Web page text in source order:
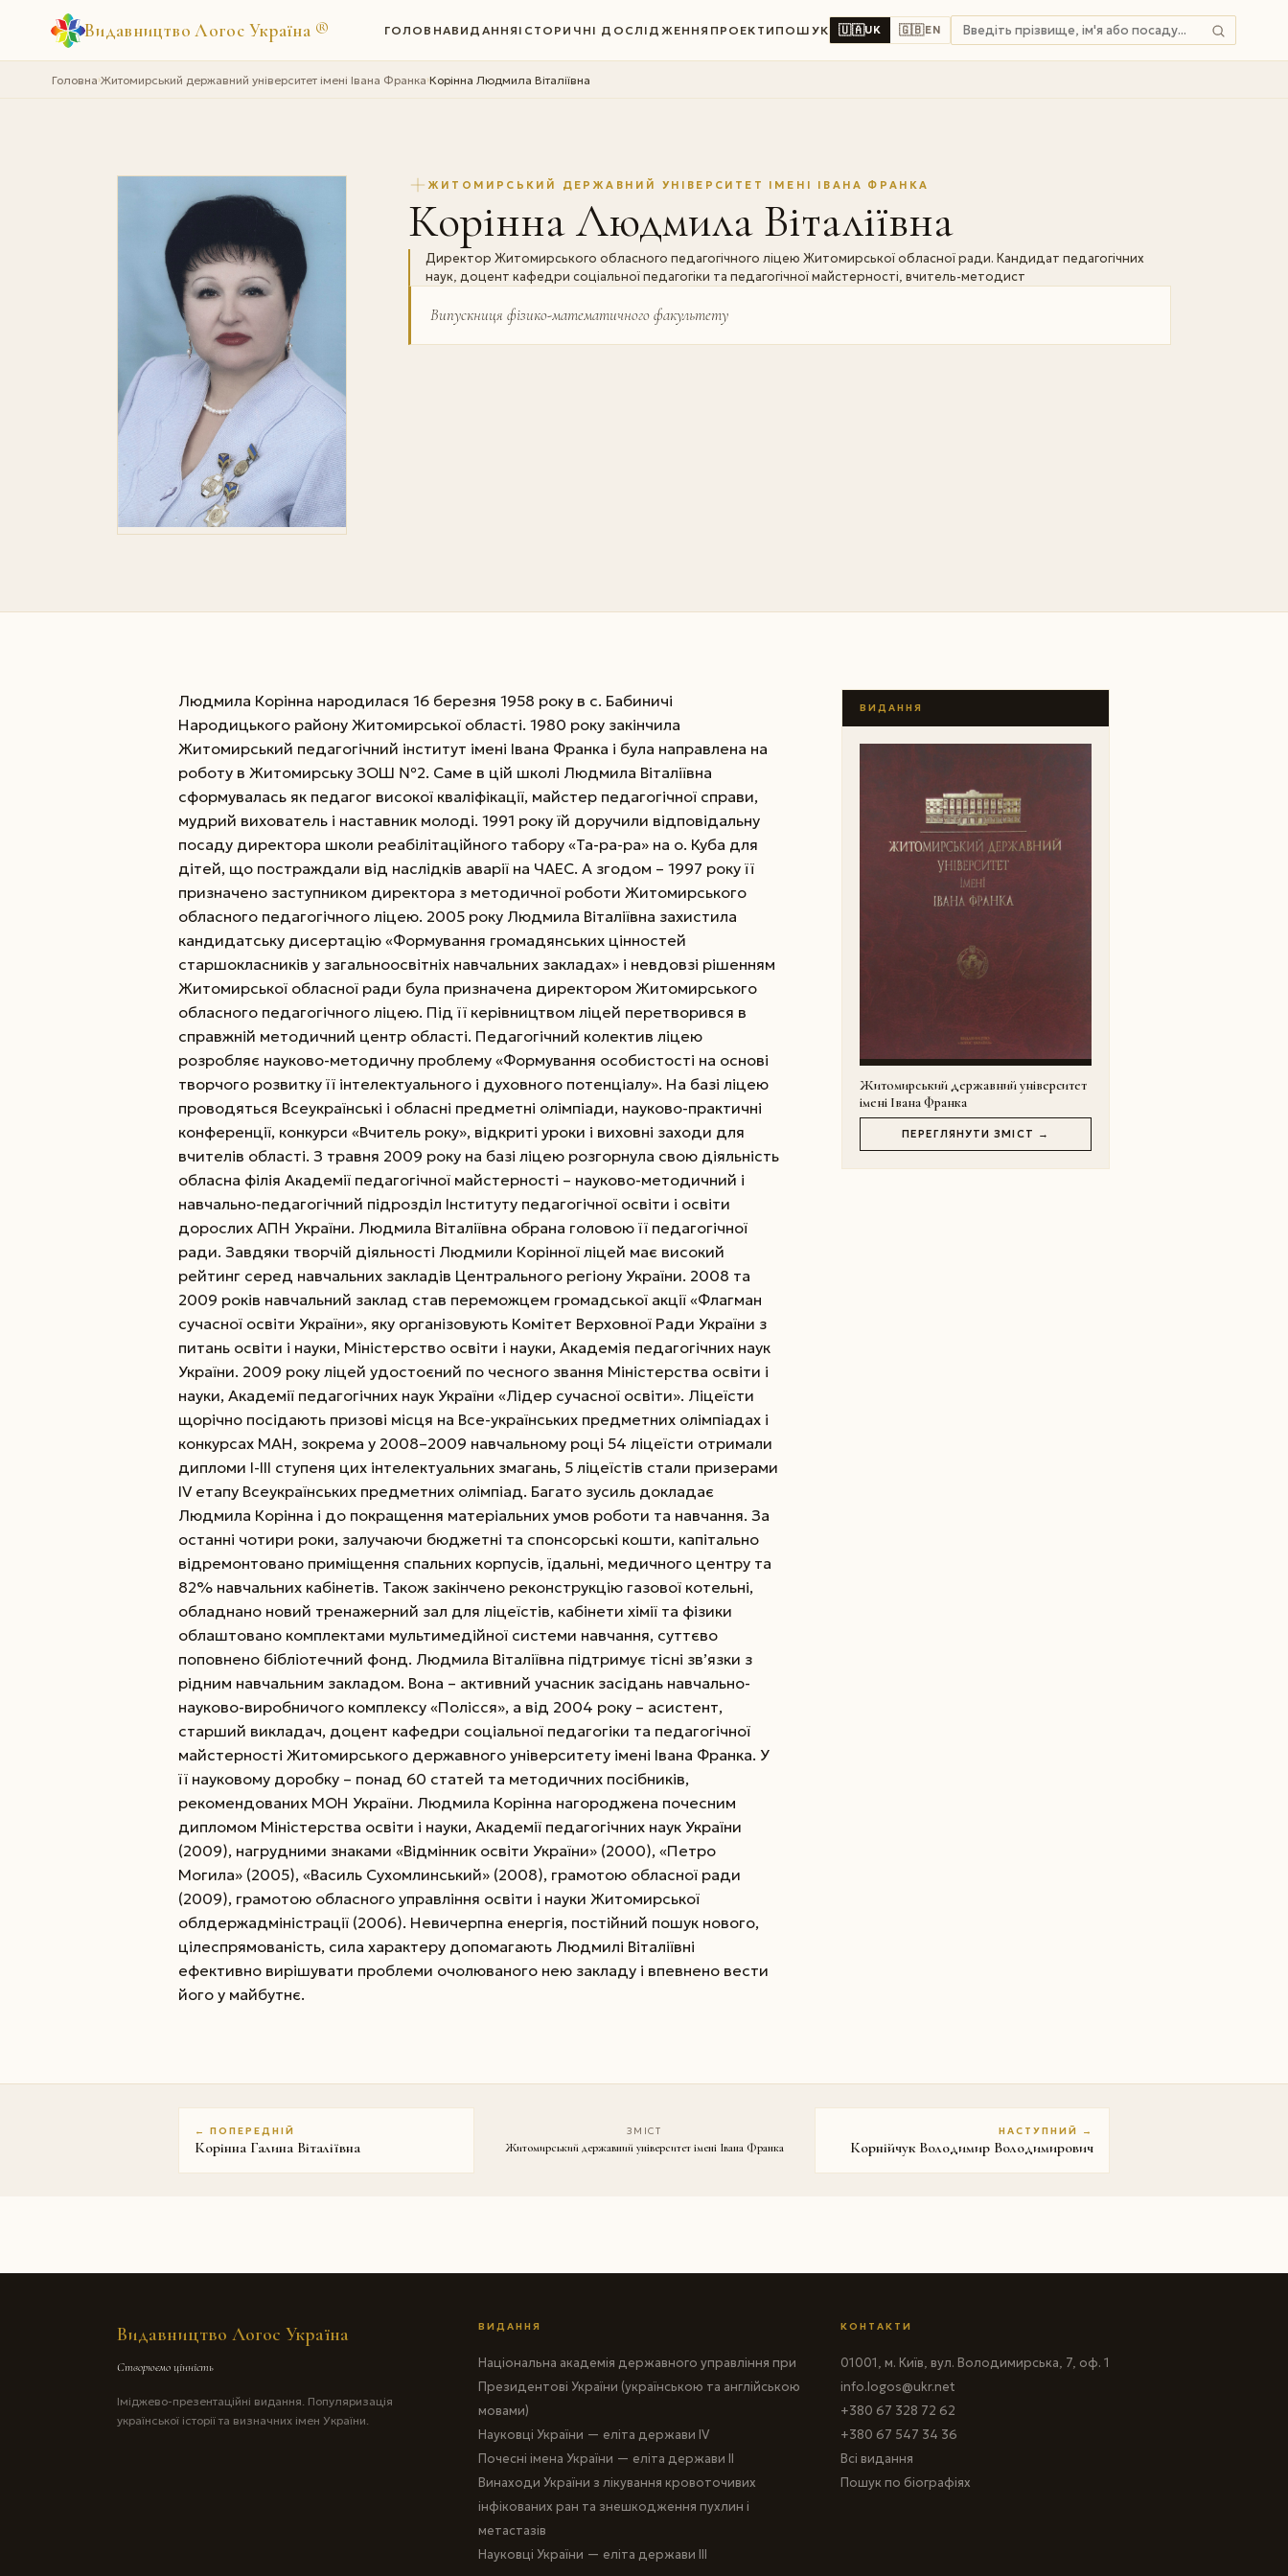
Видавництво Логос Україна ® ГОЛОВНАВИДАННЯ ІСТОРИЧНІ ДОСЛІДЖЕННЯ ПРОЕКТИ ПОШУК 🇺🇦UK 🇬🇧EN
Головна›Житомирський державний університет імені Івана Франка›Корінна Людмила Віталіївна
ЖИТОМИРСЬКИЙ ДЕРЖАВНИЙ УНІВЕРСИТЕТ ІМЕНІ ІВАНА ФРАНКА
Корінна Людмила Віталіївна
Директор Житомирського обласного педагогічного ліцею Житомирської обласної ради. Кандидат педагогічних
наук, доцент кафедри соціальної педагогіки та педагогічної майстерності, вчитель-методист
Випускниця фізико-математичного факультету
Людмила Корінна народилася 16 березня 1958 року в с. Бабиничі
Народицького району Житомирської області. 1980 року закінчила
Житомирський педагогічний інститут імені Івана Франка і була направлена на
роботу в Житомирську ЗОШ №2. Саме в цій школі Людмила Віталіївна
сформувалась як педагог високої кваліфікації, майстер педагогічної справи,
мудрий вихователь і наставник молоді. 1991 року їй доручили відповідальну
посаду директора школи реабілітаційного табору «Та-ра-ра» на о. Куба для
дітей, що постраждали від наслідків аварії на ЧАЕС. А згодом – 1997 року її
призначено заступником директора з методичної роботи Житомирського
обласного педагогічного ліцею. 2005 року Людмила Віталіївна захистила
кандидатську дисертацію «Формування громадянських цінностей
старшокласників у загальноосвітніх навчальних закладах» і невдовзі рішенням
Житомирської обласної ради була призначена директором Житомирського
обласного педагогічного ліцею. Під її керівництвом ліцей перетворився в
справжній методичний центр області. Педагогічний колектив ліцею
розробляє науково-методичну проблему «Формування особистості на основі
творчого розвитку її інтелектуального і духовного потенціалу». На базі ліцею
проводяться Всеукраїнські і обласні предметні олімпіади, науково-практичні
конференції, конкурси «Вчитель року», відкриті уроки і виховні заходи для
вчителів області. З травня 2009 року на базі ліцею розгорнула свою діяльність
обласна філія Академії педагогічної майстерності – науково-методичний і
навчально-педагогічний підрозділ Інституту педагогічної освіти і освіти
дорослих АПН України. Людмила Віталіївна обрана головою її педагогічної
ради. Завдяки творчій діяльності Людмили Корінної ліцей має високий
рейтинг серед навчальних закладів Центрального регіону України. 2008 та
2009 років навчальний заклад став переможцем громадської акції «Флагман
сучасної освіти України», яку організовують Комітет Верховної Ради України з
питань освіти і науки, Міністерство освіти і науки, Академія педагогічних наук
України. 2009 року ліцей удостоєний по чесного звання Міністерства освіти і
науки, Академії педагогічних наук України «Лідер сучасної освіти». Ліцеїсти
щорічно посідають призові місця на Все-українських предметних олімпіадах і
конкурсах МАН, зокрема у 2008–2009 навчальному році 54 ліцеїсти отримали
дипломи І-ІІІ ступеня цих інтелектуальних змагань, 5 ліцеїстів стали призерами
ІV етапу Всеукраїнських предметних олімпіад. Багато зусиль докладає
Людмила Корінна і до покращення матеріальних умов роботи та навчання. За
останні чотири роки, залучаючи бюджетні та спонсорські кошти, капітально
відремонтовано приміщення спальних корпусів, їдальні, медичного центру та
82% навчальних кабінетів. Також закінчено реконструкцію газової котельні,
обладнано новий тренажерний зал для ліцеїстів, кабінети хімії та фізики
облаштовано комплектами мультимедійної системи навчання, суттєво
поповнено бібліотечний фонд. Людмила Віталіївна підтримує тісні зв’язки з
рідним навчальним закладом. Вона – активний учасник засідань навчально-
науково-виробничого комплексу «Полісся», а від 2004 року – асистент,
старший викладач, доцент кафедри соціальної педагогіки та педагогічної
майстерності Житомирського державного університету імені Івана Франка. У
її науковому доробку – понад 60 статей та методичних посібників,
рекомендованих МОН України. Людмила Корінна нагороджена почесним
дипломом Міністерства освіти і науки, Академії педагогічних наук України
(2009), нагрудними знаками «Відмінник освіти України» (2000), «Петро
Могила» (2005), «Василь Сухомлинський» (2008), грамотою обласної ради
(2009), грамотою обласного управління освіти і науки Житомирської
облдержадміністрації (2006). Невичерпна енергія, постійний пошук нового,
цілеспрямованість, сила характеру допомагають Людмилі Віталіївні
ефективно вирішувати проблеми очолюваного нею закладу і впевнено вести
його у майбутнє.
ВИДАННЯ
Житомирський державний університет
імені Івана Франка
ПЕРЕГЛЯНУТИ ЗМІСТ →
← ПОПЕРЕДНІЙ
Корінна Галина Віталіївна
ЗМІСТ
Житомирський державний університет імені Івана Франка
НАСТУПНИЙ →
Корнійчук Володимир Володимирович
Видавництво Логос Україна
Створюємо цінність
Іміджево-презентаційні видання. Популяризація
української історії та визначних імен України.
ВИДАННЯ
Національна академія державного управління при
Президентові України (українською та англійською
мовами)
Науковці України — еліта держави IV
Почесні імена України — еліта держави II
Винаходи України з лікування кровоточивих
інфікованих ран та знешкодження пухлин і
метастазів
Науковці України — еліта держави III
КОНТАКТИ
01001, м. Київ, вул. Володимирська, 7, оф. 1
info.logos@ukr.net
+380 67 328 72 62
+380 67 547 34 36
Всі видання
Пошук по біографіях